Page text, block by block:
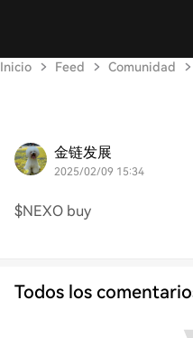
Inicio Feed Comunidad
金链发展
2025/02/09 15:34
$NEXO buy
Todos los